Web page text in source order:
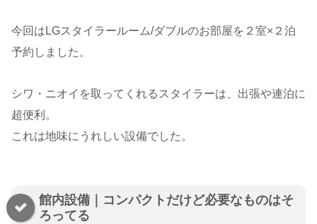
今回はLGスタイラールーム/ダブルのお部屋を２室×２泊
予約しました。
シワ・ニオイを取ってくれるスタイラーは、出張や連泊に
超便利。
これは地味にうれしい設備でした。
館内設備｜コンパクトだけど必要なものはそ
ろってる